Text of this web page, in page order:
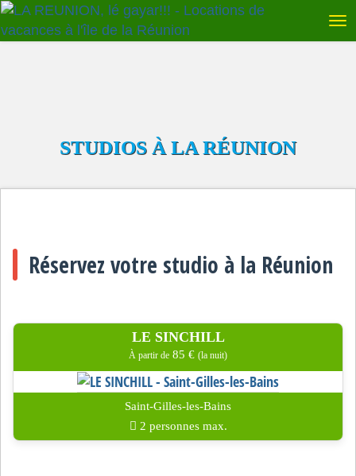
STUDIOS À LA RÉUNION
Réservez votre studio à la Réunion
LE SINCHILL
À partir de 85 € (la nuit)
Saint-Gilles-les-Bains
2 personnes max.